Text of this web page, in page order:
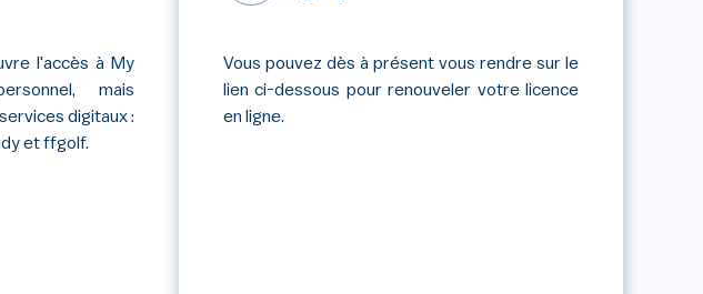
l'accès à My
mais
digitaux :
et ffgolf.
Vous pouvez dès à présent vous rendre sur le
lien ci-dessous pour renouveler votre licence
en ligne.